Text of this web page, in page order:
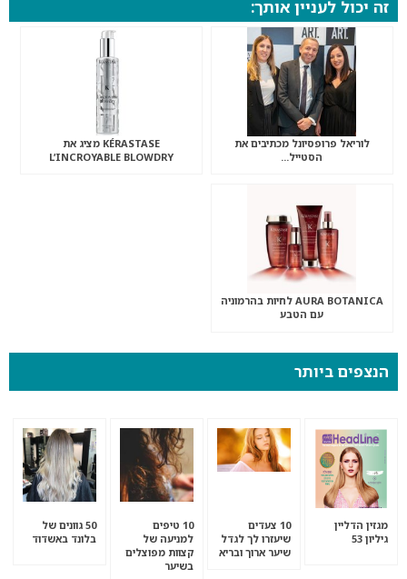
זה יכול לעניין אותך:
לוריאל פרופסיונל מכתיבים את
הסטייל…
KÉRASTASE מציג את
L’INCROYABLE BLOWDRY
AURA BOTANICA לחיות בהרמוניה
עם הטבע
הנצפים ביותר
מגזין הדליין
גיליון 53
10 צעדים
שיעזרו לך לגדל
שיער ארוך ובריא
10 טיפים
למניעה של
קצוות מפוצלים
בשיער
50 גוונים של
בלונד באשדוד